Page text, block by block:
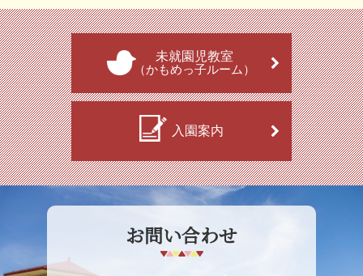
未就園児教室
（かもめっ子ルーム）
入園案内
お問い合わせ